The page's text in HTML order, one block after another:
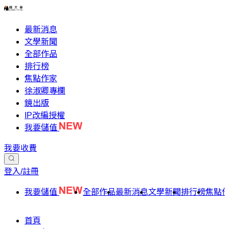
最新消息
文學新聞
全部作品
排行榜
焦點作家
徐淑卿專欄
鏡出版
IP改編授權
我要儲值
我要收費
登入/註冊
我要儲值 全部作品最新消息文學新聞排行榜焦點
首頁